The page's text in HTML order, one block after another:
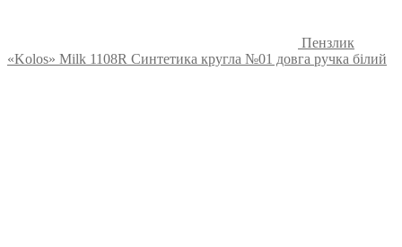
Пензлик
«Kolos» Milk 1108R Синтетика кругла №01 довга ручка білий